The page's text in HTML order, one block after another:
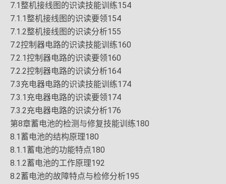
7.1整机接线图的识读技能训练154
7.1.1整机接线图的识读要领154
7.1.2整机接线图的识读分析155
7.2控制器电路的识读技能训练160
7.2.1控制器电路的识读要领160
7.2.2控制器电路的识读分析164
7.3充电器电路的识读技能训练174
7.3.1充电器电路的识读要领174
7.3.2充电器电路的识读分析176
第8章蓄电池的检测与修复技能训练180
8.1蓄电池的结构原理180
8.1.1蓄电池的功能特点180
8.1.2蓄电池的工作原理192
8.2蓄电池的故障特点与检修分析195